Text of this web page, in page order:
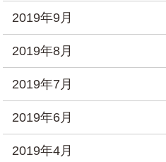
2019年9月
2019年8月
2019年7月
2019年6月
2019年4月